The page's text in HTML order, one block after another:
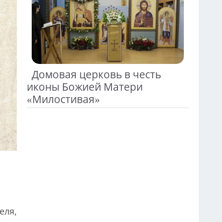
Домовая церковь в честь
иконы Божией Матери
«Милостивая»